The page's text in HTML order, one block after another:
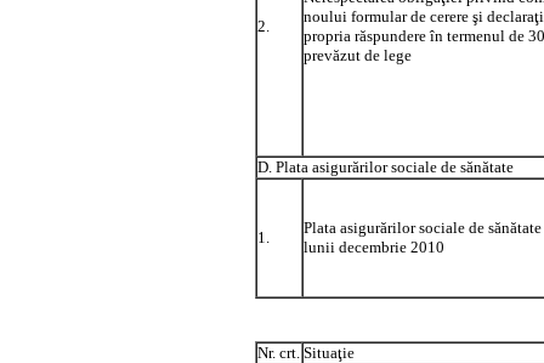
2.
noului formular de cerere şi
propria răspundere în termenul de
prevăzut de lege
D. Plata asigurărilor sociale de sănătate
1.
Plata asigurărilor sociale de
lunii decembrie 2010
Nr. crt. Situaţie